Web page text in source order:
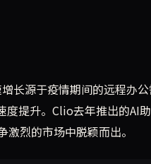
长源于疫情期间的远程办
度提升。Clio去年推出的
烈的市场中脱颖而出。